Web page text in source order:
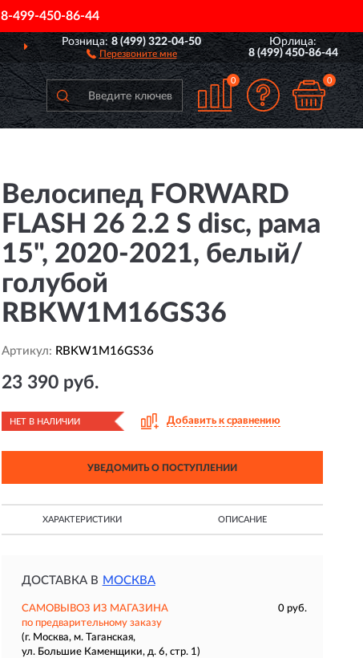
8-499-450-86-44
ДОСТАВИМПО ВСЕЙ РОССИИ
Розница:8 (499) 322-04-50
Перезвоните мне
Юрлица:
8 (499) 450-86-44
0 0
Велосипед FORWARD
FLASH 26 2.2 S disc, рама
15", 2020-2021, белый/
голубой
RBKW1M16GS36
Артикул: RBKW1M16GS36
23 390 руб.
НЕТ В НАЛИЧИИ Добавить к сравнению
УВЕДОМИТЬ О ПОСТУПЛЕНИИ
ХАРАКТЕРИСТИКИ ОПИСАНИЕ
ДОСТАВКА В МОСКВА
САМОВЫВОЗ ИЗ МАГАЗИНА
0 руб.
по предварительному заказу
(г. Москва, м. Таганская,
ул. Большие Каменщики, д. 6, стр. 1)